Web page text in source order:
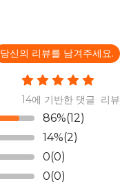
당신의 리뷰를 남겨주세요.
14에 기반한 댓글 리뷰
86%(12)
14%(2)
0(0)
0(0)